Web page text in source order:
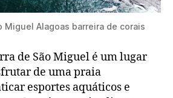
Miguel Alagoas barreira de corais
de São Miguel é um lugar
de uma praia
esportes aquáticos e